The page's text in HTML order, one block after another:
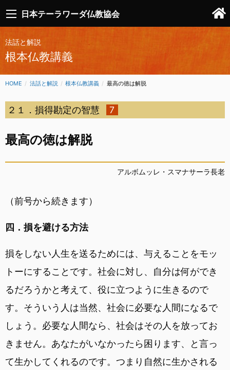
日本テーラワーダ仏教協会
法話と解説
根本仏教講義
HOME 法話と解説 根本仏教講義 CURRENT:
最高の徳は解脱
２１．損得勘定の智慧 7
最高の徳は解脱
アルボムッレ・スマナサーラ長老
（前号から続きます）
四．損を避ける方法
損をしない人生を送るためには、与えることをモッ
トーにすることです。社会に対し、自分は何ができ
るだろうかと考えて、役に立つように生きるので
す。そういう人は当然、社会に必要な人間になるで
しょう。必要な人間なら、社会はその人を放ってお
きません。あなたがいなかったら困ります、と言っ
て生かしてくれるのです。つまり自然に生かされる